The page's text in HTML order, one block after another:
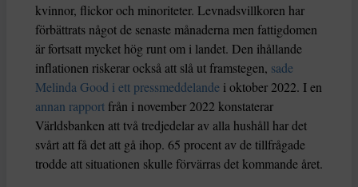
kvinnor, flickor och minoriteter. Levnadsvillkoren har
förbättrats något de senaste månaderna men fattigdomen
är fortsatt mycket hög runt om i landet. Den ihållande
inflationen riskerar också att slå ut framstegen, sade
Melinda Good i ett pressmeddelande i oktober 2022. I en
annan rapportfrån i november 2022 konstaterar
Världsbanken att två tredjedelar av alla hushåll har det
svårt att få det att gå ihop. 65 procent av de tillfrågade
trodde att situationen skulle förvärras det kommande året.